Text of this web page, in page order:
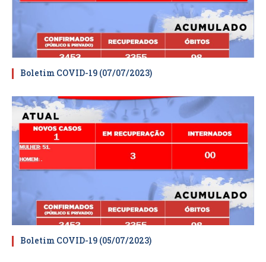
Boletim COVID-19 (07/07/2023)
Boletim COVID-19 (05/07/2023)